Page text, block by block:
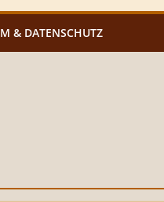
& DATENSCHUTZ